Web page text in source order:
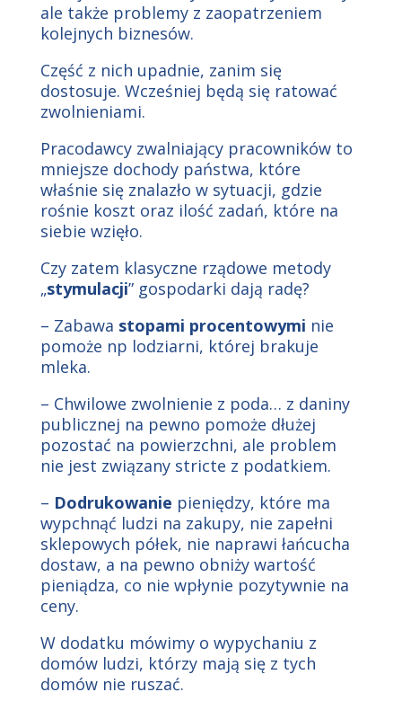
ale także problemy z zaopatrzeniem
kolejnych biznesów.
Część z nich upadnie, zanim się
dostosuje. Wcześniej będą się ratować
zwolnieniami.
Pracodawcy zwalniający pracowników to
mniejsze dochody państwa, które
właśnie się znalazło w sytuacji, gdzie
rośnie koszt oraz ilość zadań, które na
siebie wzięło.
Czy zatem klasyczne rządowe metody
„stymulacji” gospodarki dają radę?
– Zabawa stopami procentowymi nie
pomoże np lodziarni, której brakuje
mleka.
– Chwilowe zwolnienie z poda… z daniny
publicznej na pewno pomoże dłużej
pozostać na powierzchni, ale problem
nie jest związany stricte z podatkiem.
– Dodrukowanie pieniędzy, które ma
wypchnąć ludzi na zakupy, nie zapełni
sklepowych półek, nie naprawi łańcucha
dostaw, a na pewno obniży wartość
pieniądza, co nie wpłynie pozytywnie na
ceny.
W dodatku mówimy o wypychaniu z
domów ludzi, którzy mają się z tych
domów nie ruszać.